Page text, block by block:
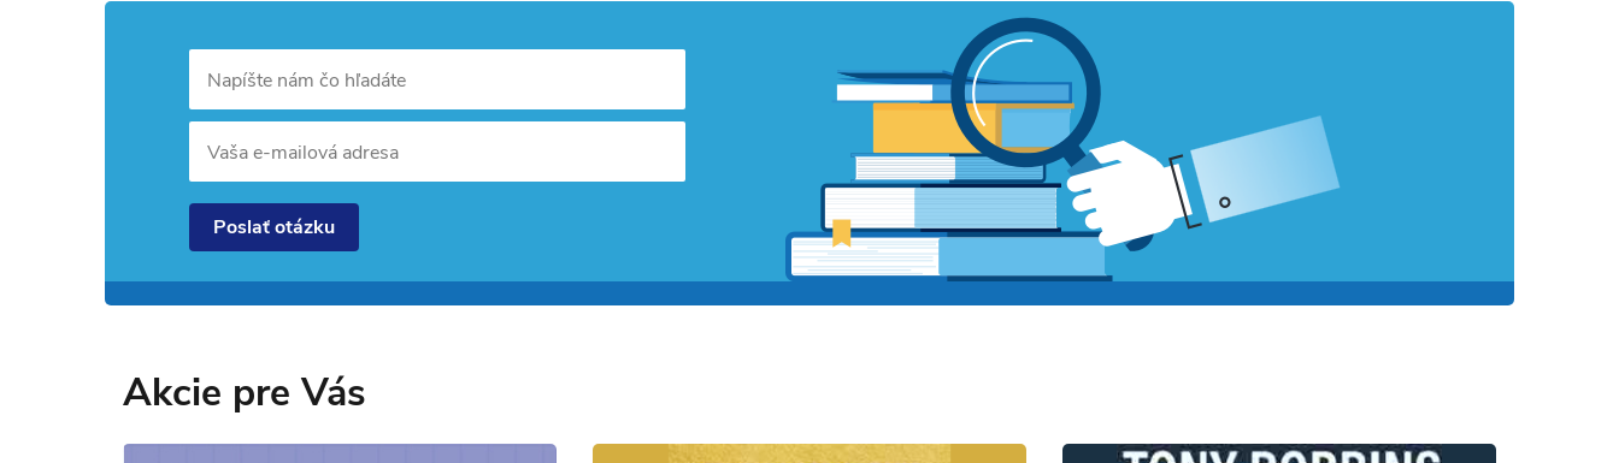
Napíšte nám čo hľadáte
Vaša e-mailová adresa
Poslať otázku
Akcie pre Vás